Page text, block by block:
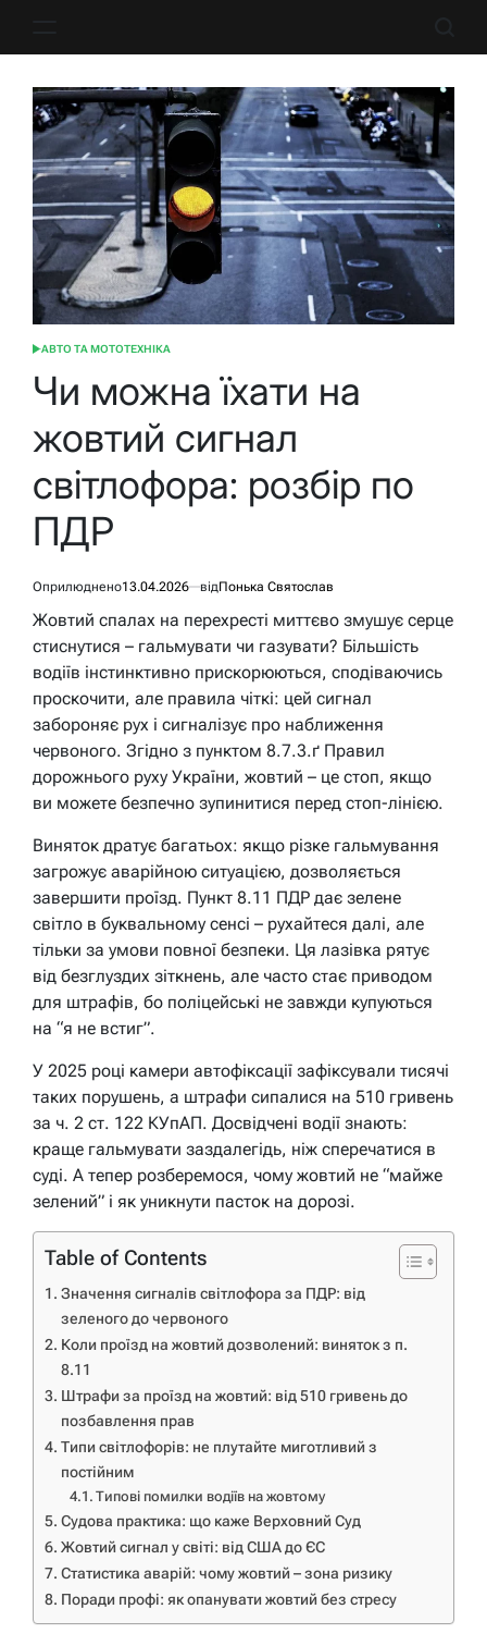
ОПУБЛІКУВАТИ
АВТО ТА МОТОТЕХНІКА
Чи можна їхати на
жовтий сигнал
світлофора: розбір по
ПДР
Оприлюднено13.04.2026 відПонька Святослав
Жовтий спалах на перехресті миттєво змушує серце
стиснутися – гальмувати чи газувати? Більшість
водіїв інстинктивно прискорюються, сподіваючись
проскочити, але правила чіткі: цей сигнал
забороняє рух і сигналізує про наближення
червоного. Згідно з пунктом 8.7.3.ґ Правил
дорожнього руху України, жовтий – це стоп, якщо
ви можете безпечно зупинитися перед стоп-лінією.
Виняток дратує багатьох: якщо різке гальмування
загрожує аварійною ситуацією, дозволяється
завершити проїзд. Пункт 8.11 ПДР дає зелене
світло в буквальному сенсі – рухайтеся далі, але
тільки за умови повної безпеки. Ця лазівка рятує
від безглуздих зіткнень, але часто стає приводом
для штрафів, бо поліцейські не завжди купуються
на “я не встиг”.
У 2025 році камери автофіксації зафіксували тисячі
таких порушень, а штрафи сипалися на 510 гривень
за ч. 2 ст. 122 КУпАП. Досвідчені водії знають:
краще гальмувати заздалегідь, ніж сперечатися в
суді. А тепер розберемося, чому жовтий не “майже
зелений” і як уникнути пасток на дорозі.
Table of Contents
Значення сигналів світлофора за ПДР: від
зеленого до червоного
Коли проїзд на жовтий дозволений: виняток з п.
8.11
Штрафи за проїзд на жовтий: від 510 гривень до
позбавлення прав
Типи світлофорів: не плутайте миготливий з
постійним
Типові помилки водіїв на жовтому
Судова практика: що каже Верховний Суд
Жовтий сигнал у світі: від США до ЄС
Статистика аварій: чому жовтий – зона ризику
Поради профі: як опанувати жовтий без стресу